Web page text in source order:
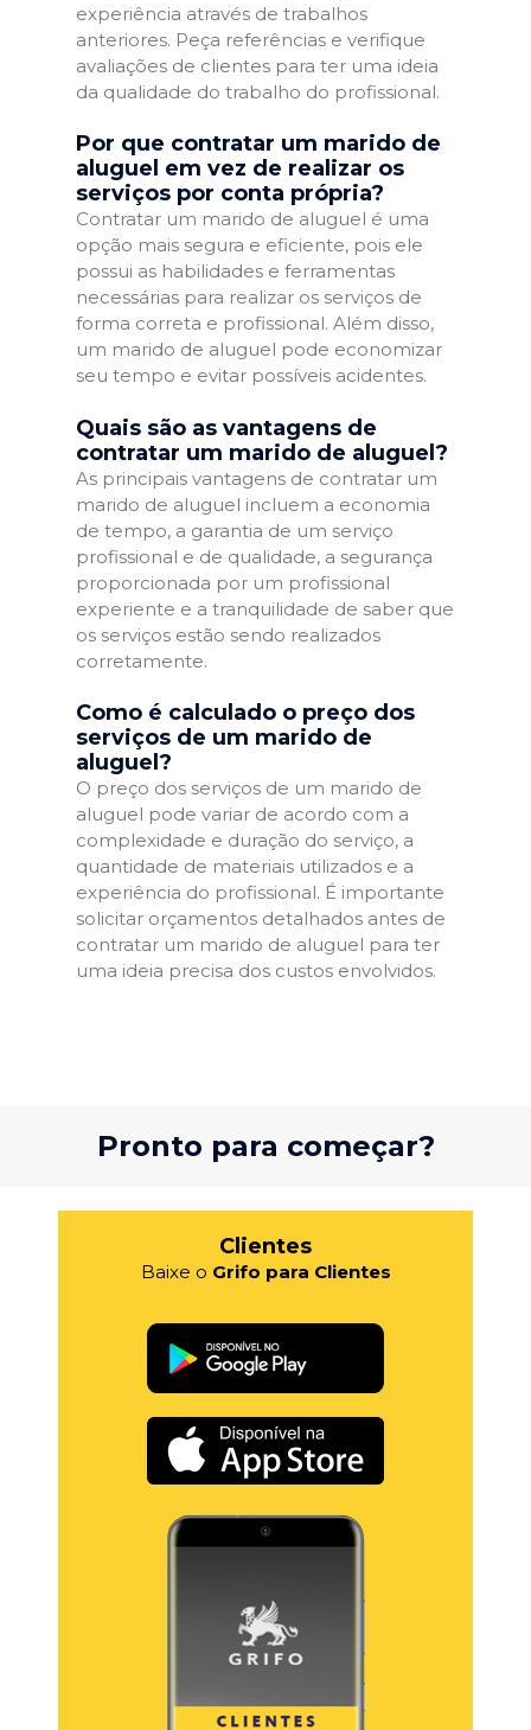
experiência através de trabalhos
anteriores. Peça referências e verifique
avaliações de clientes para ter uma ideia
da qualidade do trabalho do profissional.
Por que contratar um marido de
aluguel em vez de realizar os
serviços por conta própria?
Contratar um marido de aluguel é uma
opção mais segura e eficiente, pois ele
possui as habilidades e ferramentas
necessárias para realizar os serviços de
forma correta e profissional. Além disso,
um marido de aluguel pode economizar
seu tempo e evitar possíveis acidentes.
Quais são as vantagens de
contratar um marido de aluguel?
As principais vantagens de contratar um
marido de aluguel incluem a economia
de tempo, a garantia de um serviço
profissional e de qualidade, a segurança
proporcionada por um profissional
experiente e a tranquilidade de saber que
os serviços estão sendo realizados
corretamente.
Como é calculado o preço dos
serviços de um marido de
aluguel?
O preço dos serviços de um marido de
aluguel pode variar de acordo com a
complexidade e duração do serviço, a
quantidade de materiais utilizados e a
experiência do profissional. É importante
solicitar orçamentos detalhados antes de
contratar um marido de aluguel para ter
uma ideia precisa dos custos envolvidos.
Pronto para começar?
Clientes
Baixe o Grifo para Clientes